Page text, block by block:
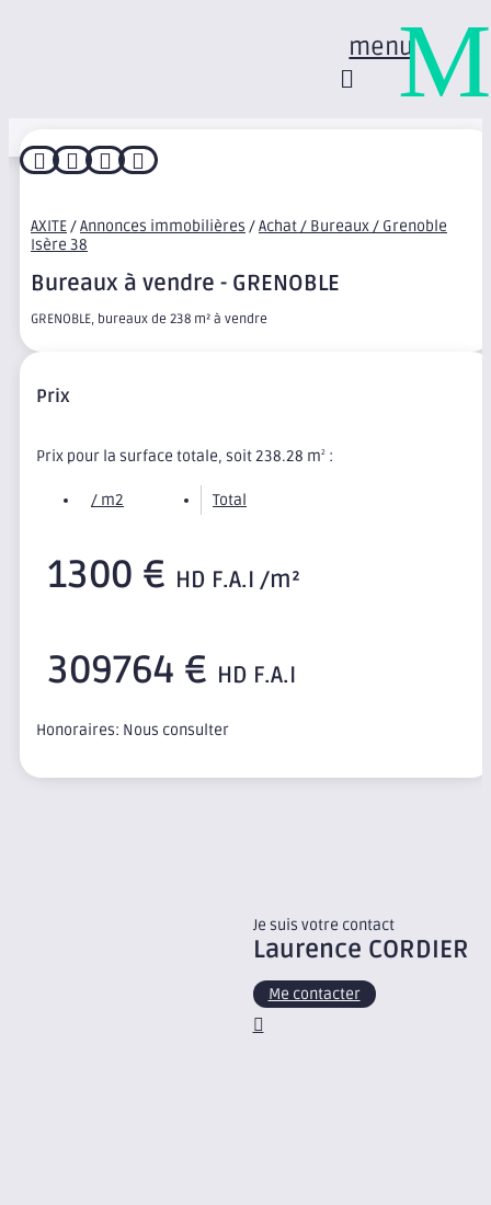
menu
   
AXITE/Annonces immobilières /Achat / Bureaux / Grenoble
Isère 38
Bureaux à vendre - GRENOBLE
GRENOBLE, bureaux de 238 m² à vendre
Prix
Prix pour la surface totale, soit 238.28 m2 :
/ m2 Total
1300 € HD F.A.I /m²
309764 € HD F.A.I
Honoraires: Nous consulter
Je suis votre contact
Laurence CORDIER
Me contacter
M